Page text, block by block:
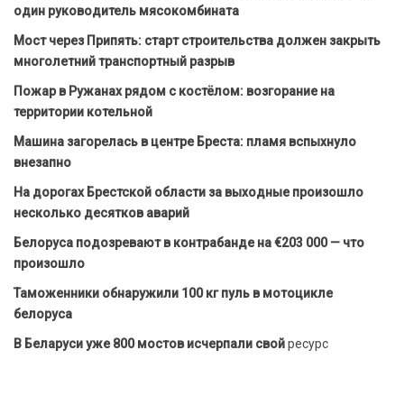
один руководитель мясокомбината
Мост через Припять: старт строительства должен закрыть
многолетний транспортный разрыв
Пожар в Ружанах рядом с костёлом: возгорание на
территории котельной
Машина загорелась в центре Бреста: пламя вспыхнуло
внезапно
На дорогах Брестской области за выходные произошло
несколько десятков аварий
Белоруса подозревают в контрабанде на €203 000 — что
произошло
Таможенники обнаружили 100 кг пуль в мотоцикле
белоруса
В Беларуси уже 800 мостов исчерпали свойресурс